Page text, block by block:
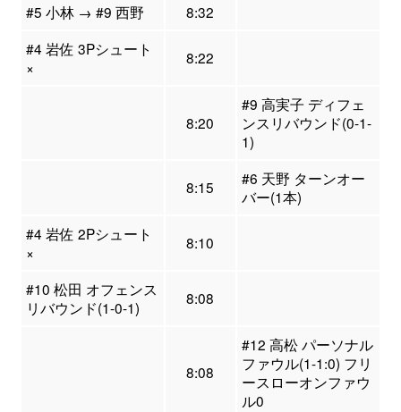
#5 小林 → #9 西野
8:32
#4 岩佐 3Pシュート
×
8:22
8:20
#9 高実子 ディフェ
ンスリバウンド(0-1-
1)
8:15
#6 天野 ターンオー
バー(1本)
#4 岩佐 2Pシュート
×
8:10
#10 松田 オフェンス
リバウンド(1-0-1)
8:08
8:08
#12 高松 パーソナル
ファウル(1-1:0) フリ
ースローオンファウ
ル0